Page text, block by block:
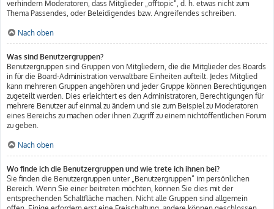
verhindern Moderatoren, dass Mitglieder „offtopic“, d. h. etwas nicht zum
Thema Passendes, oder Beleidigendes bzw. Angreifendes schreiben.
Nach oben
Was sind Benutzergruppen?
Benutzergruppen sind Gruppen von Mitgliedern, die die Mitglieder des Boards
in für die Board-Administration verwaltbare Einheiten aufteilt. Jedes Mitglied
kann mehreren Gruppen angehören und jeder Gruppe können Berechtigungen
zugeteilt werden. Dies erleichtert es den Administratoren, Berechtigungen für
mehrere Benutzer auf einmal zu ändern und sie zum Beispiel zu Moderatoren
eines Bereichs zu machen oder ihnen Zugriff zu einem nichtöffentlichen Forum
zu geben.
Nach oben
Wo finde ich die Benutzergruppen und wie trete ich ihnen bei?
Sie finden die Benutzergruppen unter „Benutzergruppen“ im persönlichen
Bereich. Wenn Sie einer beitreten möchten, können Sie dies mit der
entsprechenden Schaltfläche machen. Nicht alle Gruppen sind allgemein